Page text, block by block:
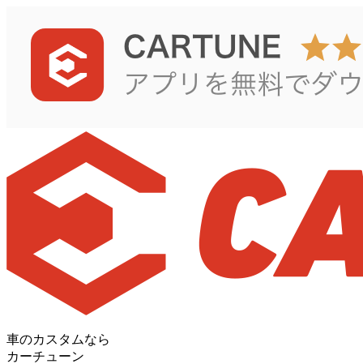
車のカスタムなら
カーチューン